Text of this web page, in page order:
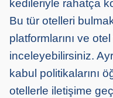
kedileriyle rahatça
Bu tür otelleri
platformlarını ve otel
inceleyebilirsiniz.
kabul politikalarını
otellerle iletişime